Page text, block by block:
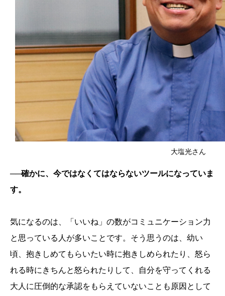
大塩光さん
──確かに、今ではなくてはならないツールになっていま
す。
気になるのは、「いいね」の数がコミュニケーション力
と思っている人が多いことです。そう思うのは、幼い
頃、抱きしめてもらいたい時に抱きしめられたり、怒ら
れる時にきちんと怒られたりして、自分を守ってくれる
大人に圧倒的な承認をもらえていないことも原因として